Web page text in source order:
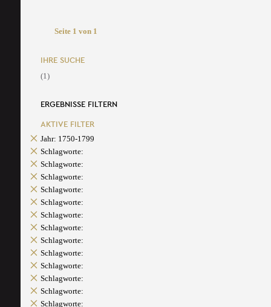
Seite 1 von 1
IHRE SUCHE
(1)
ERGEBNISSE FILTERN
AKTIVE FILTER
Jahr: 1750-1799
Schlagworte:
Schlagworte:
Schlagworte:
Schlagworte:
Schlagworte:
Schlagworte:
Schlagworte:
Schlagworte:
Schlagworte:
Schlagworte:
Schlagworte:
Schlagworte:
Schlagworte: